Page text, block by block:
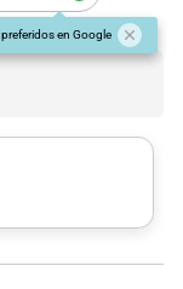
en Google